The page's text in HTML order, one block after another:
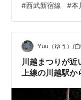
黄色い電車の取り
では比較的多くみ
主力電車で池袋線
数を減らしました
両のヴァリエー
～１０両編成で
#西武新宿線 #本
Yuu（ゆう）/
川越まつりが
上線の川越駅